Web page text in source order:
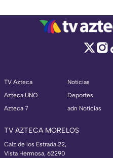
TV Azteca
Azteca UNO
Azteca 7
Noticias
Deportes
adn Noticias
TV AZTECA MORELOS
Calz de los Estrada 22,
Vista Hermosa, 62290